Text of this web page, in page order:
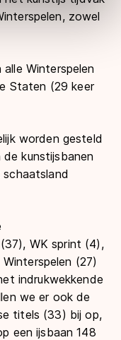
in met deze
ons
zowel
Winterspelen
Staten (29 keer
worden gesteld
kunstijsbanen
WK sprint (4),
(27)
indrukwekkende
we er ook de
titels (33) bij op,
een ijsbaan 148